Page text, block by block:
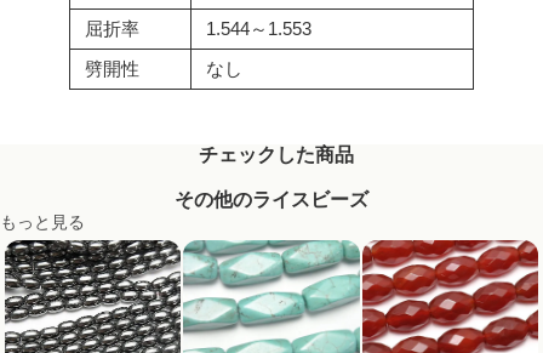
屈折率
1.544～1.553
劈開性
なし
チェックした商品
その他のライスビーズ
もっと見る